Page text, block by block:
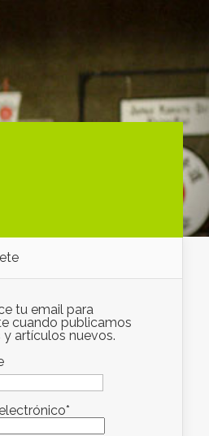
tu email para
cuando publicamos
y artículos nuevos.